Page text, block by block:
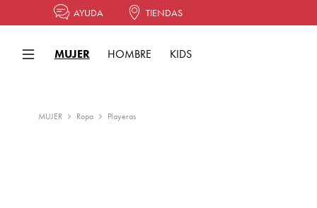
AYUDA TIENDAS
MUJER HOMBRE KIDS
MUJER Ropa Playeras